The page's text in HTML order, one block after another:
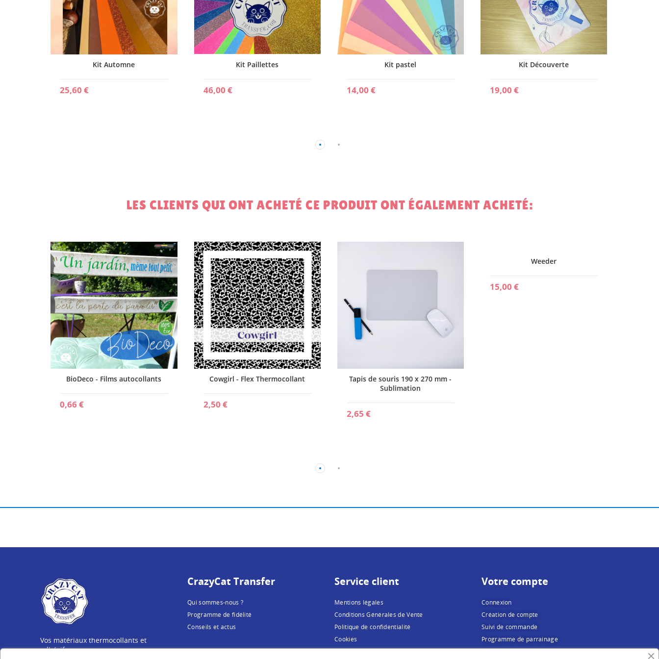
Kit Automne
25,60 €
Kit Paillettes
46,00 €
Kit pastel
14,00 €
Kit Découverte
19,00 €
LES CLIENTS QUI ONT ACHETÉ CE PRODUIT ONT ÉGALEMENT ACHETÉ:
BioDeco - Films autocollants
0,66 €
Cowgirl - Flex Thermocollant
2,50 €
Tapis de souris 190 x 270 mm -
Sublimation
2,65 €
Vos matériaux thermocollants et
adhésifs
CrazyCat Transfer
Qui sommes-nous ?
Programme de fidélité
Conseils et actus
Service client
Mentions légales
Conditions Générales de Vente
Politique de confidentialité
Cookies
Votre compte
Connexion
Création de compte
Suivi de commande
Programme de parrainage
FAQ